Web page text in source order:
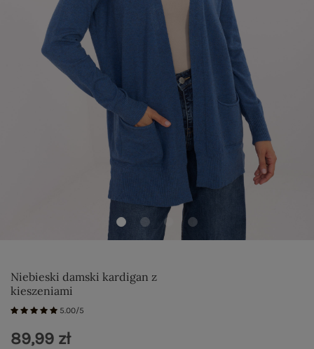
Niebieski damski kardigan z
kieszeniami
5.00/5
89,99 zł